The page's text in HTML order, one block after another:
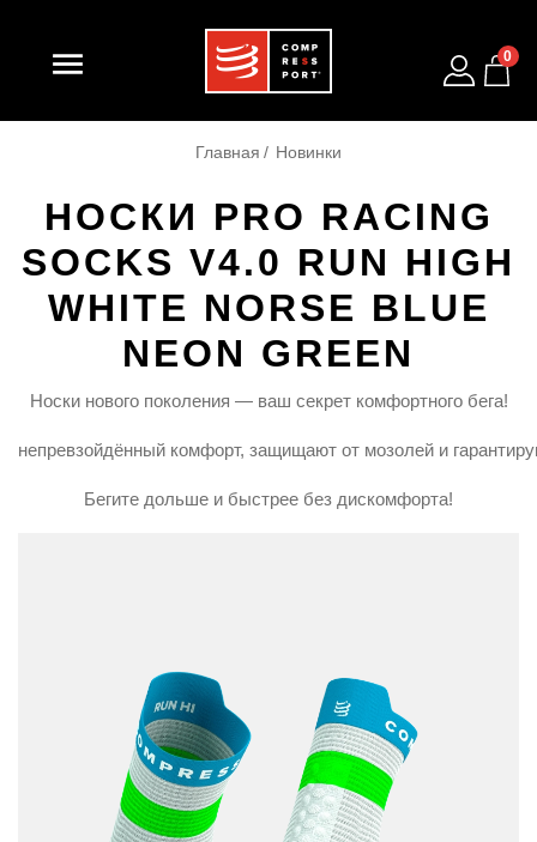
 0
Главная Новинки
НОСКИ PRO RACING
SOCKS V4.0 RUN HIGH
WHITE NORSE BLUE
NEON GREEN
Носки нового поколения — ваш секрет комфортного бега!
непревзойдённый комфорт, защищают от мозолей и
Бегите дольше и быстрее без дискомфорта!